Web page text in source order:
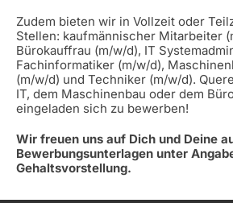
Zudem bieten wir in Vollzeit oder
Stellen: kaufmännischer Mitarbeiter
Bürokauffrau (m/w/d), IT
Fachinformatiker (m/w/d),
(m/w/d) und Techniker (m/w/d).
IT, dem Maschinenbau oder dem
eingeladen sich zu bewerben!
Wir freuen uns auf Dich und Deine
Bewerbungsunterlagen unter
Gehaltsvorstellung.